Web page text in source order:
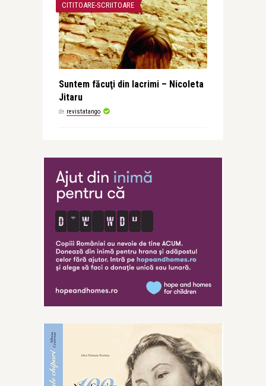
CITITOARE-SCRIITOARE
Suntem făcuţi din lacrimi – Nicoleta
Jitaru
de revistatango